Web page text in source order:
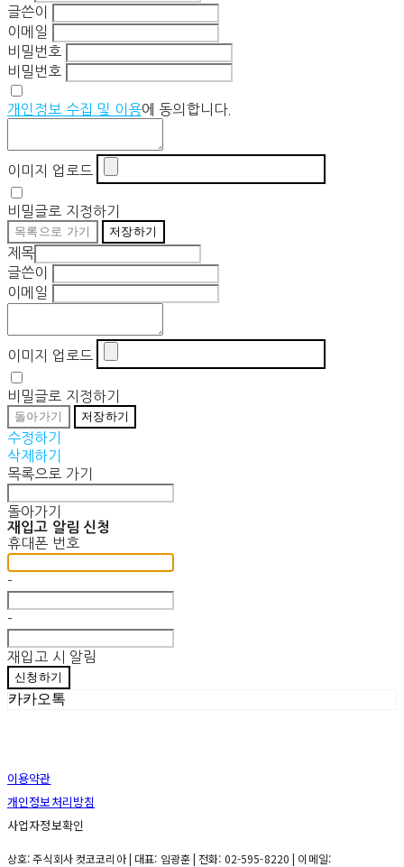
글쓴이
이메일
비밀번호
비밀번호
개인정보 수집 및 이용에 동의합니다.
이미지 업로드
비밀글로 지정하기
목록으로 가기 저장하기
제목
글쓴이
이메일
이미지 업로드
비밀글로 지정하기
돌아가기 저장하기
수정하기
삭제하기
목록으로 가기
돌아가기
재입고 알림 신청
휴대폰 번호
-
-
재입고 시 알림
신청하기
카카오톡
이용약관
개인정보처리방침
사업자정보확인
상호: 주식회사 컷코코리아 | 대표: 임광훈 | 전화: 02-595-8220 | 이메일: